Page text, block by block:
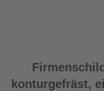
konturgefräst,